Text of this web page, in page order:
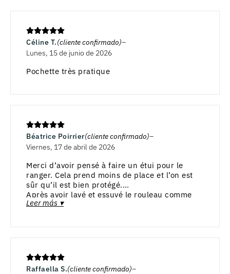
Céline T.(cliente confirmado)
Lunes, 15 de junio de 2026
Pochette très pratique
Béatrice Poirrier(cliente confirmado)
Viernes, 17 de abril de 2026
Merci d’avoir pensé à faire un étui pour le
ranger. Cela prend moins de place et l’on est
sûr qu’il est bien protégé.
Après avoir lavé et essuyé le rouleau comme
vous le préconisé, je le ramasse toujours
Leer más ▾
Raffaella S.(cliente confirmado)